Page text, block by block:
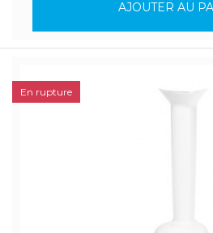
AJOUTER AU
En rupture